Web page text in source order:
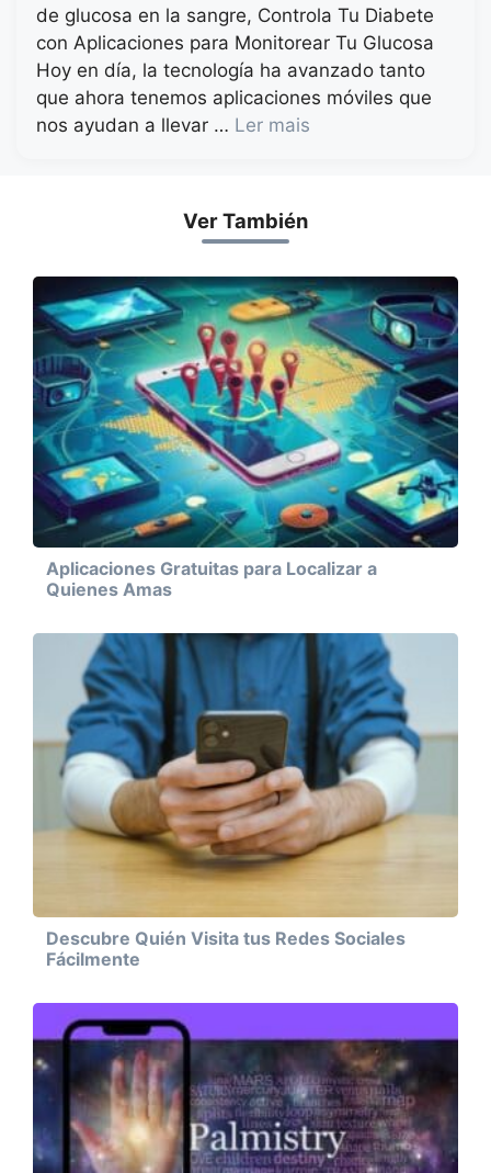
de glucosa en la sangre, Controla Tu Diabete
con Aplicaciones para Monitorear Tu Glucosa
Hoy en día, la tecnología ha avanzado tanto
que ahora tenemos aplicaciones móviles que
nos ayudan a llevar … Ler mais
Ver También
Aplicaciones Gratuitas para Localizar a
Quienes Amas
Descubre Quién Visita tus Redes Sociales
Fácilmente